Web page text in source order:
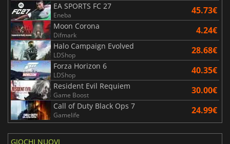
EA SPORTS FC 27
Eneba 45.73€
Moon Corona
Difmark 4.24€
Halo Campaign Evolved
LDShop 28.68€
Forza Horizon 6
LDShop 40.35€
Resident Evil Requiem
Game Boost 30.00€
Call of Duty Black Ops 7
Gamelife 24.99€
GIOCHI NUOVI